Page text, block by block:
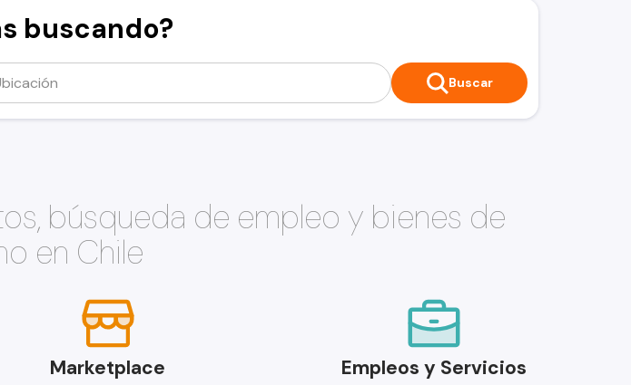
buscando?
Buscar
búsqueda de empleo y bienes de
en Chile
Marketplace Empleos y Servicios